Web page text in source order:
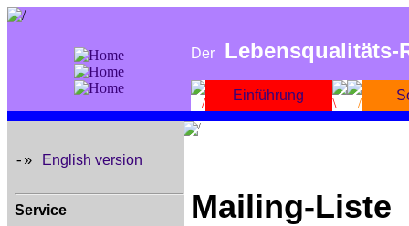
Der Lebensqualitäts-
Einführung
-» English version
Service Mailing-Liste